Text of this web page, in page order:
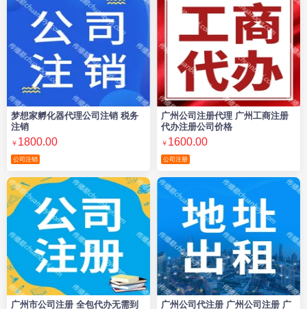
梦想家孵化器代理公司注销 税务
注销
￥ 1800.00
公司注销
广州公司注册代理 广州工商注册
代办注册公司价格
￥ 1600.00
公司注册
广州市公司注册 全包代办无需到 广州公司代注册 广州公司注册 广